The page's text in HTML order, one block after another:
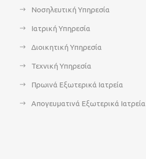
Νοσηλευτική Υπηρεσία
Ιατρική Υπηρεσία
Διοικητική Υπηρεσία
Τεχνική Υπηρεσία
Πρωινά Εξωτερικά Ιατρεία
Απογευματινά Εξωτερικά Ιατρεία